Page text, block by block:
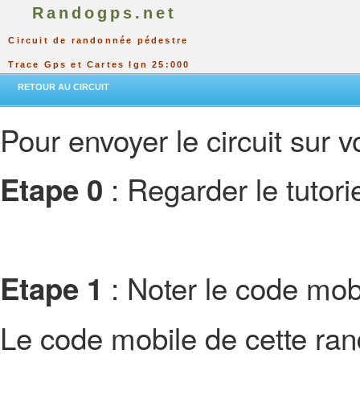
Randogps.net
Circuit de randonnée pédestre
Trace Gps et Cartes Ign 25:000
RETOUR AU CIRCUIT
Pour envoyer le circuit sur
Etape 0 : Regarder le
Etape 1 : Noter le code
Le code mobile de cette